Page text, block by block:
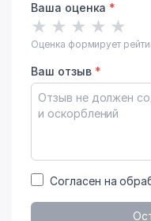
Ваша оценка *
★ ★ ★ ★ ★
Оценка формирует
Ваш отзыв *
Согласен на